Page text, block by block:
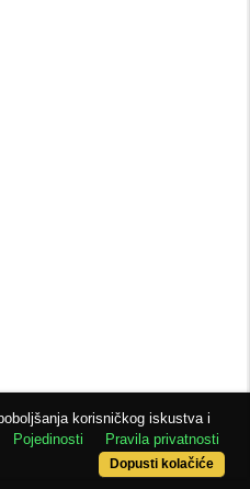
korisničkog iskustva i
Pojedinosti Pravila privatnosti
Dopusti kolačiće